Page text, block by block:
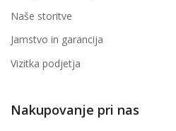
Naše storitve
Jamstvo in garancija
Vizitka podjetja
Nakupovanje pri nas